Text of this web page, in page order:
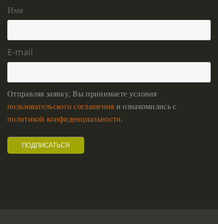
Имя
E-mail
Отправляя заявку, Вы принимаете условия
пользовательского соглашения и ознакомились с
политикой конфиденциальности.